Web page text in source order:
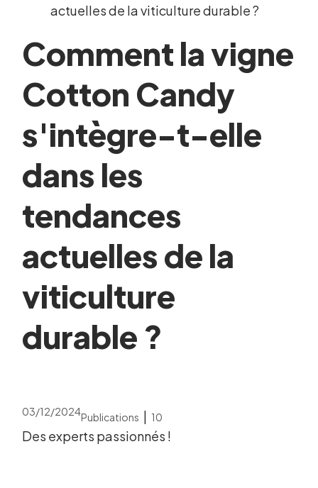
actuelles de la viticulture durable ?
Comment la vigne
Cotton Candy
s'intègre-t-elle
dans les
tendances
actuelles de la
viticulture
durable ?
03/12/2024Publications | 10
Des experts passionnés !